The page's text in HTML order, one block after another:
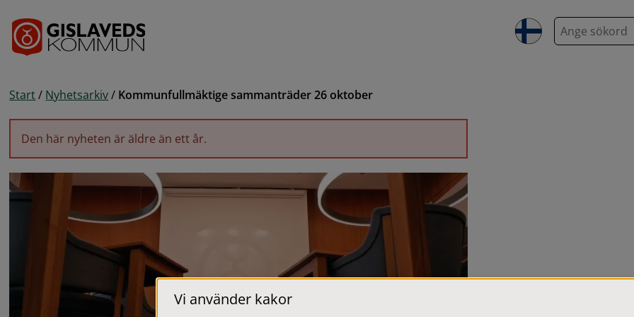
S
ö
Start / Nyhetsarkiv / Kommunfullmäktige sammanträder 26 oktober
Den här nyheten är äldre än ett år.
Vi använder kakor